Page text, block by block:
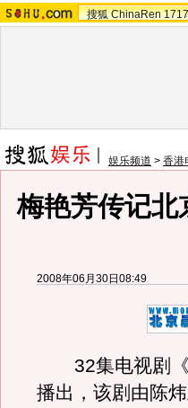
搜狐 ChinaRen
娱乐频道 > 香港
梅艳芳传记北
2008年06月30日08:49
32集电视剧《
播出，该剧由陈